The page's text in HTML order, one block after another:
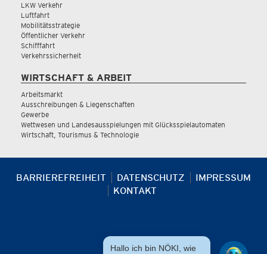
LKW Verkehr
Luftfahrt
Mobilitätsstrategie
Öffentlicher Verkehr
Schifffahrt
Verkehrssicherheit
WIRTSCHAFT & ARBEIT
Arbeitsmarkt
Ausschreibungen & Liegenschaften
Gewerbe
Wettwesen und Landesausspielungen mit Glücksspielautomaten
Wirtschaft, Tourismus & Technologie
BARRIEREFREIHEIT DATENSCHUTZ
IMPRESSUM
KONTAKT
Hallo ich bin NÖKI, wie